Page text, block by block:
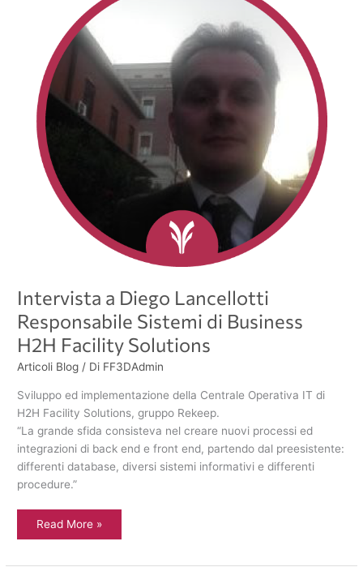
Intervista a Diego Lancellotti
Responsabile Sistemi di Business
H2H Facility Solutions
Articoli Blog / Di FF3DAdmin
Sviluppo ed implementazione della Centrale Operativa IT di
H2H Facility Solutions, gruppo Rekeep.
“La grande sfida consisteva nel creare nuovi processi ed
integrazioni di back end e front end, partendo dal preesistente:
differenti database, diversi sistemi informativi e differenti
procedure.”
Lancellotti
Responsabile
Sistemi
Business
H2H
Facility
Solutions
Read More »